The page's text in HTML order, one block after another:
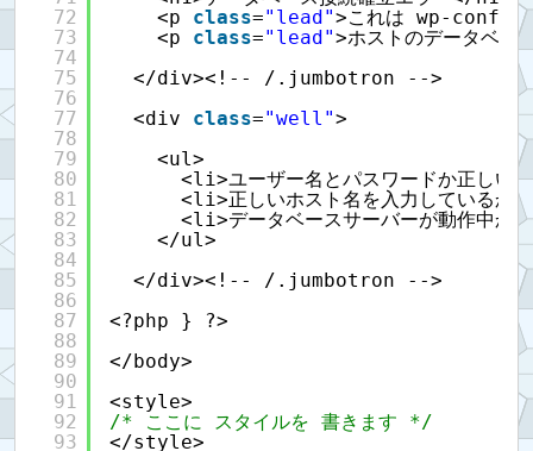
72
73
74
75
76
77
78
79
80
81
82
83
84
85
86
87
88
89
90
91
92
93
<p class="lead">これは wp-
<p class="lead">ホストのデータベー
</div><!-- /.jumbotron -->
<div class="well">
<ul>
<li>ユーザー名とパスワードか正しい
<li>正しいホスト名を入力しているか
<li>データベースサーバーが動作中か
</ul>
</div><!-- /.jumbotron -->
<?php } ?>
</body>
<style>
/* ここに スタイルを 書きます */
</style>